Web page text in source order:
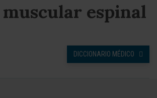
espinal
DICCIONARIO MÉDICO